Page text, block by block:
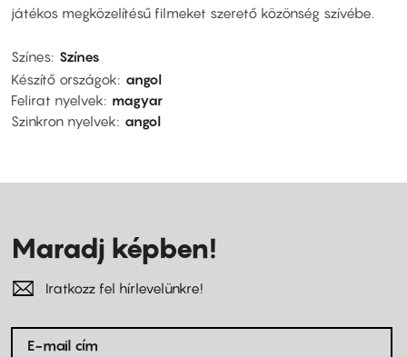
játékos megközelítésű filmeket szerető közönség szívébe.
Színes Színes
Készítő országok
angol
Felirat nyelvek
magyar
Szinkron nyelvek
angol
Maradj képben!
Iratkozz fel hírlevelünkre!